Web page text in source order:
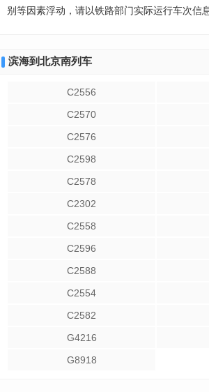
别等因素浮动，请以铁路部门实际运行车次信
滨海到北京南列车
C2556
C2570
C2576
C2598
C2578
C2302
C2558
C2596
C2588
C2554
C2582
G4216
G8918